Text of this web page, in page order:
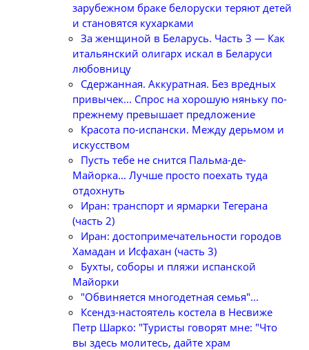
зарубежном браке белоруски теряют детей
и становятся кухарками
За женщиной в Беларусь. Часть 3 — Как
итальянский олигарх искал в Беларуси
любовницу
Сдержанная. Аккуратная. Без вредных
привычек... Спрос на хорошую няньку по-
прежнему превышает предложение
Красота по-испански. Между дерьмом и
искусством
Пусть тебе не снится Пальма-де-
Майорка... Лучше просто поехать туда
отдохнуть
Иран: транспорт и ярмарки Тегерана
(часть 2)
Иран: достопримечательности городов
Хамадан и Исфахан (часть 3)
Бухты, соборы и пляжи испанской
Майорки
"Обвиняется многодетная семья"...
Ксендз-настоятель костела в Несвиже
Петр Шарко: "Туристы говорят мне: "Что
вы здесь молитесь, дайте храм